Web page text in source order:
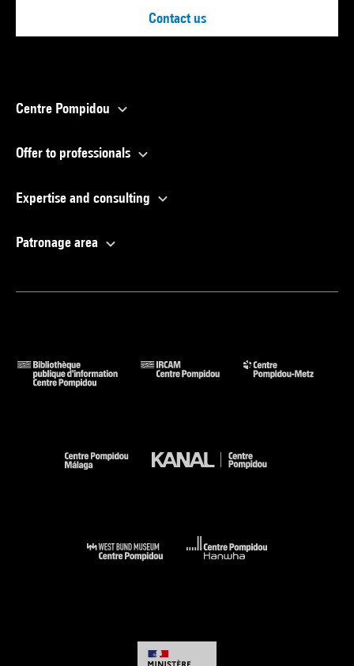
Contact us
Centre Pompidou
Offer to professionals
Expertise and consulting
Patronage area